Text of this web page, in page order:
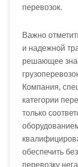
перевозок.
Важно
и надежной
решающее
Компания,
категории
только
обеспечить
перевозку